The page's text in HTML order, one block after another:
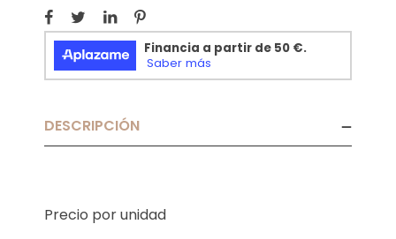
DESCRIPCIÓN
Precio por unidad